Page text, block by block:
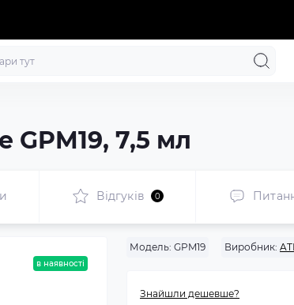
GPM19, 7,5 мл
Відгуків 0
в наявності
Модель: GPM19 Виробник:
Знайшли дешевше?